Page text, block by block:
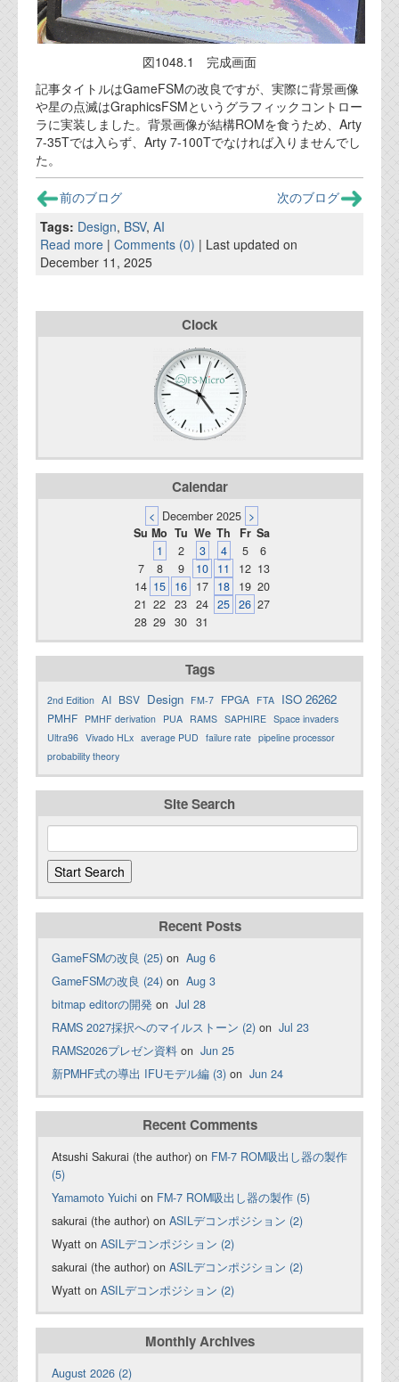
図1048.1 完成画面
記事タイトルはGameFSMの改良ですが、実際に背景画像
や星の点滅はGraphicsFSMというグラフィックコントロー
ラに実装しました。背景画像が結構ROMを食うため、Arty
7-35Tでは入らず、Arty 7-100Tでなければ入りませんでし
た。
前のブログ
次のブログ
Tags: Design, BSV, AI
Read more | Comments (0) | Last updated on
December 11, 2025
Clock
Calendar
< December 2025 >
Su Mo Tu We Th Fr Sa
1
2 3 4 5
6
7
8 9 10 11 12 13
14 15 16 17 18 19 20
21 22 23 24 25 26 27
28 29 30 31
Tags
2nd Edition AI BSV Design FM-7 FPGA FTA ISO 26262
PMHF PMHF derivation PUA RAMS SAPHIRE Space invaders
Ultra96 Vivado HLx average PUD failure rate pipeline processor
probability theory
Site Search
Recent Posts
GameFSMの改良 (25) on Aug 6
GameFSMの改良 (24) on Aug 3
bitmap editorの開発 on Jul 28
RAMS 2027採択へのマイルストーン (2) on Jul 23
RAMS2026プレゼン資料 on Jun 25
新PMHF式の導出 IFUモデル編 (3) on Jun 24
Recent Comments
Atsushi Sakurai (the author) on FM-7 ROM吸出し器の製作
(5)
Yamamoto Yuichi on FM-7 ROM吸出し器の製作 (5)
sakurai (the author) on ASILデコンポジション (2)
Wyatt on ASILデコンポジション (2)
sakurai (the author) on ASILデコンポジション (2)
Wyatt on ASILデコンポジション (2)
Monthly Archives
August 2026 (2)